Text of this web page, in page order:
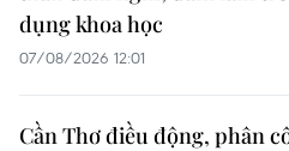
dụng khoa học
07/08/2026 12:01
Cần Thơ điều động, phân